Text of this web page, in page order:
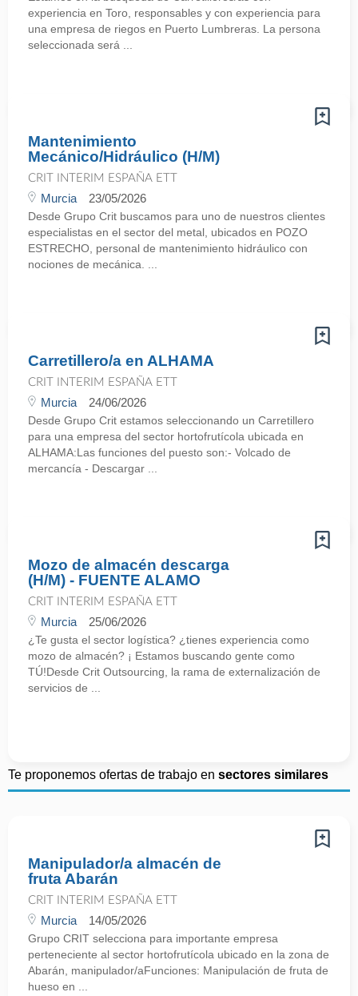
experiencia en Toro, responsables y con experiencia para
una empresa de riegos en Puerto Lumbreras. La persona
seleccionada será ...
Mantenimiento
Mecánico/Hidráulico (H/M)
CRIT INTERIM ESPAÑA ETT
Murcia 23/05/2026
Desde Grupo Crit buscamos para uno de nuestros clientes
especialistas en el sector del metal, ubicados en POZO
ESTRECHO, personal de mantenimiento hidráulico con
nociones de mecánica. ...
Carretillero/a en ALHAMA
CRIT INTERIM ESPAÑA ETT
Murcia 24/06/2026
Desde Grupo Crit estamos seleccionando un Carretillero
para una empresa del sector hortofrutícola ubicada en
ALHAMA:Las funciones del puesto son:- Volcado de
mercancía - Descargar ...
Mozo de almacén descarga
(H/M) - FUENTE ALAMO
CRIT INTERIM ESPAÑA ETT
Murcia 25/06/2026
¿Te gusta el sector logística? ¿tienes experiencia como
mozo de almacén? ¡ Estamos buscando gente como
TÚ!Desde Crit Outsourcing, la rama de externalización de
servicios de ...
Te proponemos ofertas de trabajo en sectores similares
Manipulador/a almacén de
fruta Abarán
CRIT INTERIM ESPAÑA ETT
Murcia 14/05/2026
Grupo CRIT selecciona para importante empresa
perteneciente al sector hortofrutícola ubicado en la zona de
Abarán, manipulador/aFunciones: Manipulación de fruta de
hueso en ...